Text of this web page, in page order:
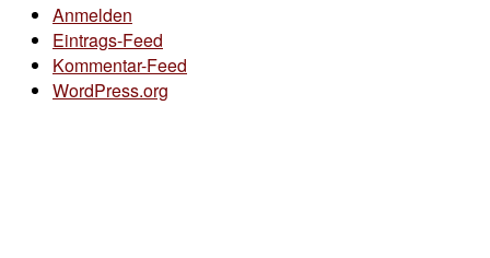
Anmelden
Eintrags-Feed
Kommentar-Feed
WordPress.org